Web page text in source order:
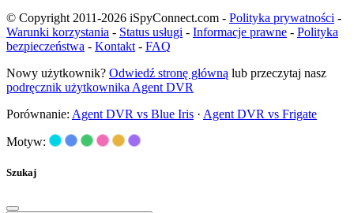
© Copyright 2011-2026 iSpyConnect.com - Polityka prywatności -
Warunki korzystania - Status usługi - Informacje prawne - Polityka
bezpieczeństwa - Kontakt - FAQ
Nowy użytkownik? Odwiedź stronę główną lub przeczytaj nasz
podręcznik użytkownika Agent DVR
Porównanie: Agent DVR vs Blue Iris · Agent DVR vs Frigate
Motyw:
Szukaj